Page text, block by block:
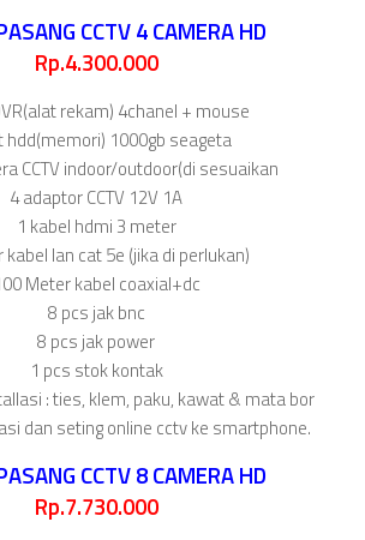
CCTV 4 CAMERA HD
Rp.4.300.000
rekam) 4chanel + mouse
hdd(memori) 1000gb seageta
CCTV indoor/outdoor(di sesuaikan
4 adaptor CCTV 12V 1A
1 kabel hdmi 3 meter
lan cat 5e (jika di perlukan)
Meter kabel coaxial+dc
8 pcs jak bnc
8 pcs jak power
1 pcs stok kontak
: ties, klem, paku, kawat & mata bor
dan seting online cctv ke smartphone.
CCTV 8 CAMERA HD
Rp.7.730.000